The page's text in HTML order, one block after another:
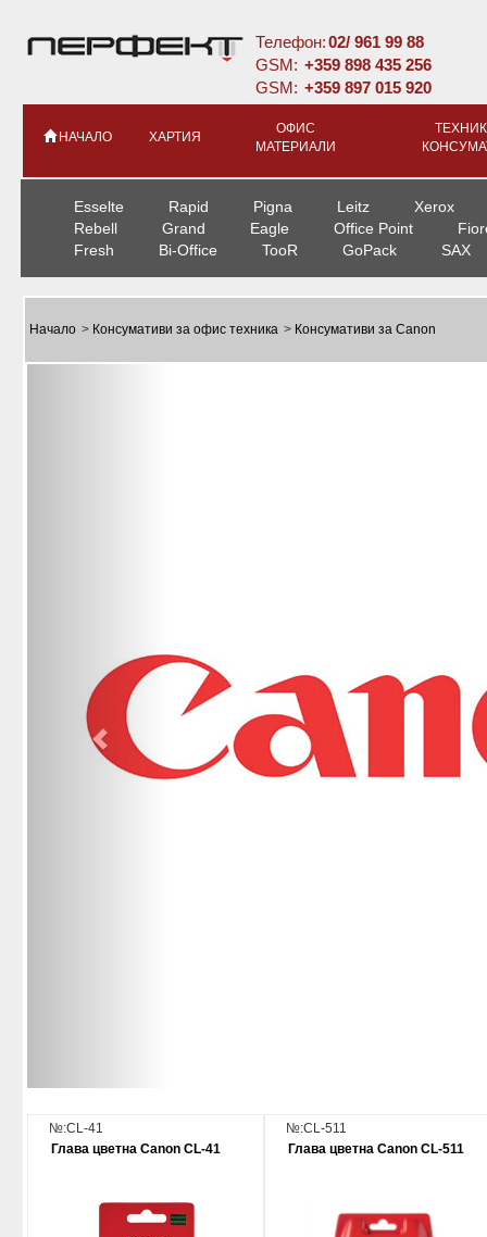
Телефон:02/ 961 99 88
GSM: +359 898 435 256
GSM: +359 897 015 920
НАЧАЛО ХАРТИЯ
ОФИС
МАТЕРИАЛИ
Esselte Rapid Pigna Leitz
Xerox
Rebell
Grand Eagle Office Point
Fresh
Bi-Office TooR GoPack SAX
Начало > Консумативи за офис техника > Консумативи за Canon
№:CL-41
Глава цветна Canon CL-41
№:CL-511
Глава цветна Canon CL-511